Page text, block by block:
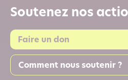
Soutenez nos
Faire un don
Comment nous soutenir ?